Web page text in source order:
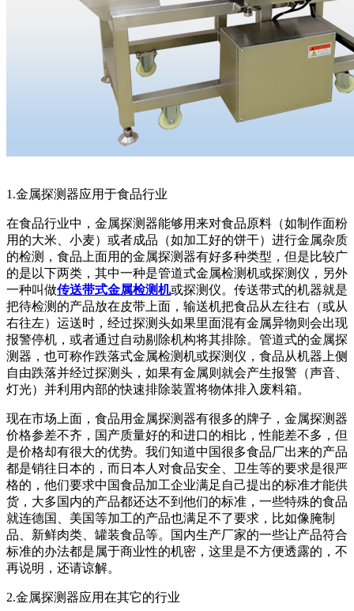
1.金属探测器应用于食品行业
在食品行业中，金属探测器能够用来对食品原料（如制作面粉
用的大米、小麦）或者成品（如加工好的饼干）进行金属杂质
的检测，食品上面用的金属探测器有好多种类型，但是比较广
的是以下两类，其中一种是管道式金属检测机或探测仪，另外
一种叫做传送带式金属检测机或探测仪。传送带式的机器就是
把待检测的产品放在皮带上面，输送机把食品从左往右（或从
右往左）运送时，经过探测头如果里面混有金属异物则会出现
报警停机，或者通过自动剔除机构将其排除。管道式的金属探
测器，也可称作跌落式金属检测机或探测仪，食品从机器上侧
自由跌落并经过探测头，如果有金属则就会产生报警（声音、
灯光）并利用内部的快速排除装置将物体排入废料箱。
现在市场上面，食品用金属探测器有很多的牌子，金属探测器
价格参差不齐，国产质量好的和进口的相比，性能差不多，但
是价格却有很大的优势。我们知道中国很多食品厂出来的产品
都是销往日本的，而日本人对食品安全、卫生等的要求是很严
格的，他们要求中国食品加工企业满足自己提出的标准才能供
货，大多国内的产品都还达不到他们的标准，一些特殊的食品
就连德国、美国等加工的产品也满足不了要求，比如像腌制
品、新鲜肉类、罐装食品等。国内生产厂家的一些让产品符合
标准的办法都是属于商业性的机密，这里是不方便透露的，不
再说明，还请谅解。
2.金属探测器应用在其它的行业